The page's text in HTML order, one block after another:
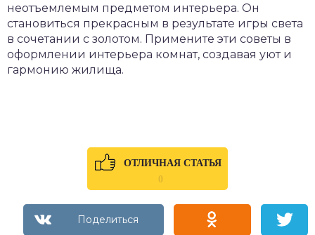
неотъемлемым предметом интерьера. Он
становиться прекрасным в результате игры света
в сочетании с золотом. Примените эти советы в
оформлении интерьера комнат, создавая уют и
гармонию жилища.
ОТЛИЧНАЯ СТАТЬЯ
0